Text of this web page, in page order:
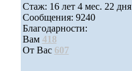
Стаж: 16 лет 4 мес. 22 дня
Сообщения: 9240
Благодарности:
Вам 418
От Вас 607